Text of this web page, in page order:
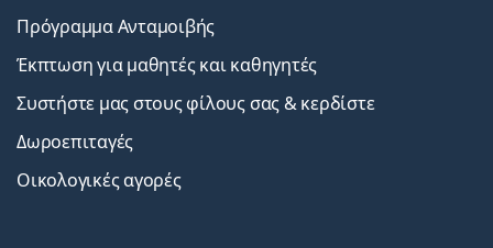
Πρόγραμμα Ανταμοιβής
Έκπτωση για μαθητές και καθηγητές
Συστήστε μας στους φίλους σας & κερδίστε
Δωροεπιταγές
Οικολογικές αγορές